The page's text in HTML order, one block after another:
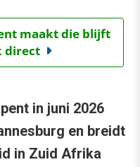
maakt die blijft
direct
in juni 2026
en breidt
in Zuid Afrika